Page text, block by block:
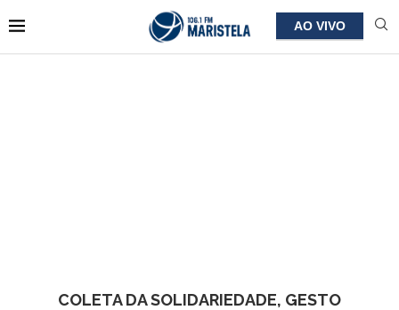
AO VIVO
COLETA DA SOLIDARIEDADE, GESTO